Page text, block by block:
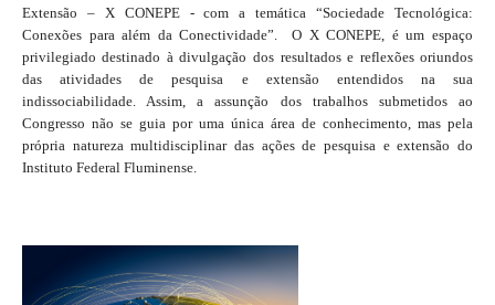
Extensão – X CONEPE - com a temática “Sociedade Tecnológica:
Conexões para além da Conectividade”. O X CONEPE, é um espaço
privilegiado destinado à divulgação dos resultados e reflexões oriundos
das atividades de pesquisa e extensão entendidos na sua
indissociabilidade. Assim, a assunção dos trabalhos submetidos ao
Congresso não se guia por uma única área de conhecimento, mas pela
própria natureza multidisciplinar das ações de pesquisa e extensão do
Instituto Federal Fluminense.